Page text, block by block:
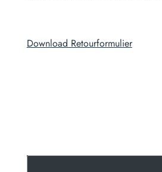
Download Retourformulier